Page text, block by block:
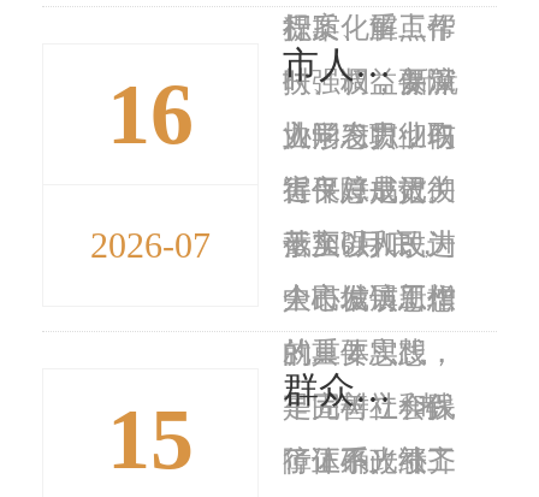
行...
提质、重点帮
扶、权益保障
协同发力，取
得良好成效。
截至6月底，
全市城镇新增
就...
积案化解工作
时强调，要深
入学习贯彻习
近平总书记关
于加强和改进
人民信访工作
的重要思想，
牢固树立和践
行正确政绩
16
2026-07
市人社局组织开展新业态职业伤害保障经办业务培训 新就
业形态职业伤
害保障是贯彻
落实以人民为
中心发展思想
的具体实践，
是完善社会保
障体系、补齐
15
群众更有奔头 企业更有底气——宝鸡深化开展“人社工作进园区”活动全面提升“三服务”质效 “考
了证不光涨工